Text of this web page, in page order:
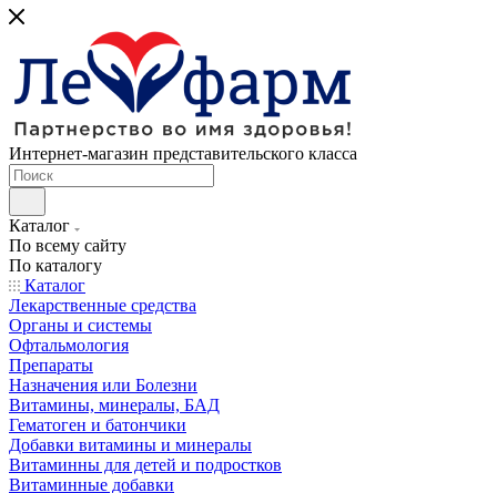
Интернет-магазин представительского класса
Каталог
По всему сайту
По каталогу
Каталог
Лекарственные средства
Органы и системы
Офтальмология
Препараты
Назначения или Болезни
Витамины, минералы, БАД
Гематоген и батончики
Добавки витамины и минералы
Витаминны для детей и подростков
Витаминные добавки